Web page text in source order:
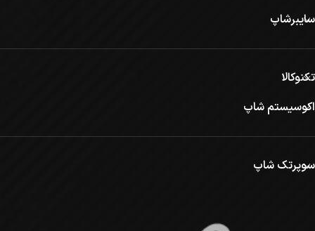
سایبرشاپ
تکنوکالا
اکوسیستم شاپ
سوپرتک شاپ